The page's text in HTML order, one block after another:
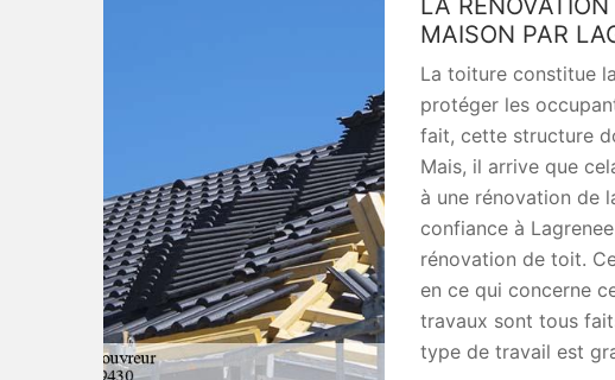
LA
MAISON PAR
La toiture constitue
protéger les
fait, cette structure
Mais, il arrive que
à une rénovation de
confiance à
rénovation de toit.
en ce qui concerne
travaux sont tous
type de travail est